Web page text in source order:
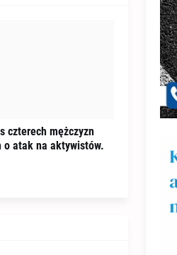
czterech mężczyzn
o atak na aktywistów.